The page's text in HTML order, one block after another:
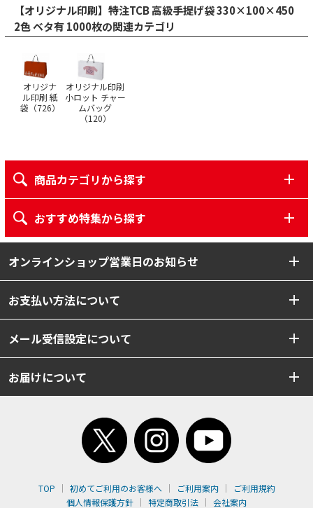
【オリジナル印刷】特注TCB 高級手提げ袋 330×100×450
2色 ベタ有 1000枚の関連カテゴリ
オリジナ
ル印刷 紙
袋（726）
オリジナル印刷
小ロット チャー
ムバッグ
（120）
商品カテゴリから探す
おすすめ特集から探す
オンラインショップ営業日のお知らせ
お支払い方法について
メール受信設定について
お届けについて
TOP 初めてご利用のお客様へ ご利用案内
ご利用規約
個人情報保護方針
特定商取引法 会社案内